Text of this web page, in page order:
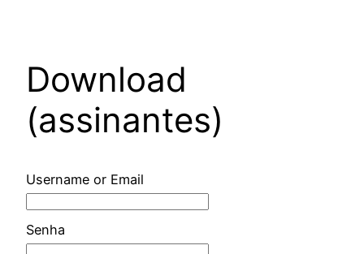
Download
(assinantes)
Username or Email
Senha